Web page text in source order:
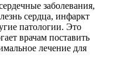
заболевания,
сердца, инфаркт
патологии. Это
врачам поставить
лечение для